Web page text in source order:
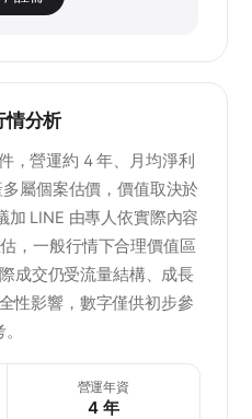
情分析
，營運約 4 年、月均淨利
屬個案估價，價值取決於
加 LINE 由專人依實際內容
，一般行情下合理價值區
成交仍受流量結構、成長
性影響，數字僅供初步參
營運年資
4 年